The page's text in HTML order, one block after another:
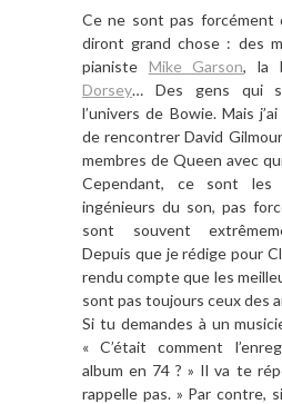
Ce ne sont pas forcément
diront grand chose : des
pianiste Mike Garson, la
Dorsey… Des gens qui
l’univers de Bowie. Mais
de rencontrer David
membres de Queen avec
Cependant, ce sont les
ingénieurs du son, pas
sont souvent
Depuis que je rédige pour
rendu compte que les
sont pas toujours ceux des
Si tu demandes à un
« C’était comment
album en 74 ? » Il va te
rappelle pas. » Par contre,